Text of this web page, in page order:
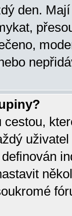
den.